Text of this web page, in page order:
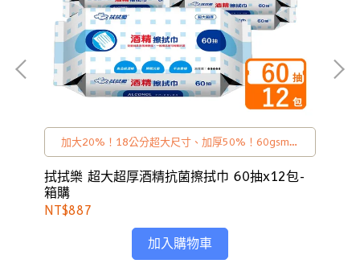
加大20%！18公分超大尺寸、加厚50%！60gsm超
厚手感
拭拭樂 超大超厚酒精抗菌擦拭巾 60抽x12包-
箱購
NT$887
加入購物車